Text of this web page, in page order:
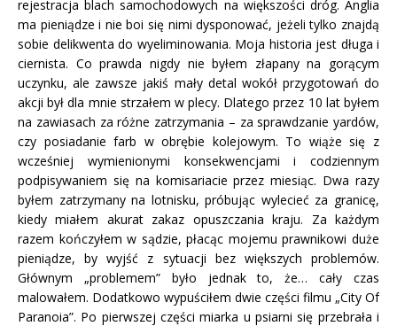
rejestracja blach samochodowych na większości dróg. Anglia
ma pieniądze i nie boi się nimi dysponować, jeżeli tylko znajdą
sobie delikwenta do wyeliminowania. Moja historia jest długa i
ciernista. Co prawda nigdy nie byłem złapany na gorącym
uczynku, ale zawsze jakiś mały detal wokół przygotowań do
akcji był dla mnie strzałem w plecy. Dlatego przez 10 lat byłem
na zawiasach za różne zatrzymania – za sprawdzanie yardów,
czy posiadanie farb w obrębie kolejowym. To wiąże się z
wcześniej wymienionymi konsekwencjami i codziennym
podpisywaniem się na komisariacie przez miesiąc. Dwa razy
byłem zatrzymany na lotnisku, próbując wylecieć za granicę,
kiedy miałem akurat zakaz opuszczania kraju. Za każdym
razem kończyłem w sądzie, płacąc mojemu prawnikowi duże
pieniądze, by wyjść z sytuacji bez większych problemów.
Głównym „problemem” było jednak to, że… cały czas
malowałem. Dodatkowo wypuściłem dwie części filmu „City Of
Paranoia”. Po pierwszej części miarka u psiarni się przebrała i